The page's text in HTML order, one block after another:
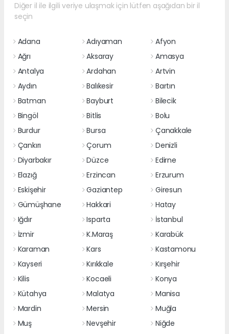
Diğer il ile ilgili veriye ulaşmak için lütfen aşağıdan bir il
seçin
Adana Adıyaman
Afyon
Ağrı
Aksaray
Amasya
Antalya
Ardahan
Artvin
Aydın
Balıkesir
Bartın
Batman
Bayburt
Bilecik
Bingöl
Bitlis
Bolu
Burdur
Bursa
Çanakkale
Çankırı
Çorum
Denizli
Diyarbakır
Düzce
Edirne
Elazığ
Erzincan
Erzurum
Eskişehir
Gaziantep
Giresun
Gümüşhane
Hakkari
Hatay
Iğdır
Isparta
İstanbul
İzmir
K.Maraş
Karabük
Karaman
Kars
Kastamonu
Kayseri
Kırıkkale
Kırşehir
Kilis
Kocaeli
Konya
Kütahya
Malatya
Manisa
Mardin
Mersin
Muğla
Muş
Nevşehir
Niğde